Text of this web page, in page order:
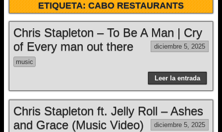
ETIQUETA:CABO RESTAURANTS
Chris Stapleton – To Be A Man | Cry
of Every man out there
diciembre 5, 2025
music
Leer la entrada
Chris Stapleton ft. Jelly Roll – Ashes
and Grace (Music Video)
diciembre 5, 2025